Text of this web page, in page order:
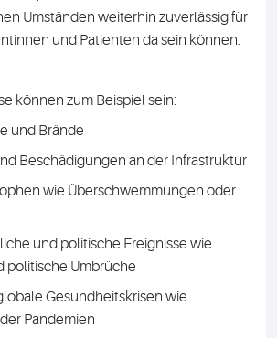
Umständen weiterhin zuverlässig für
und Patienten da sein können.
können zum Beispiel sein:
und Brände
Beschädigungen an der Infrastruktur
wie Überschwemmungen oder
und politische Ereignisse wie
politische Umbrüche
Gesundheitskrisen wie
Pandemien